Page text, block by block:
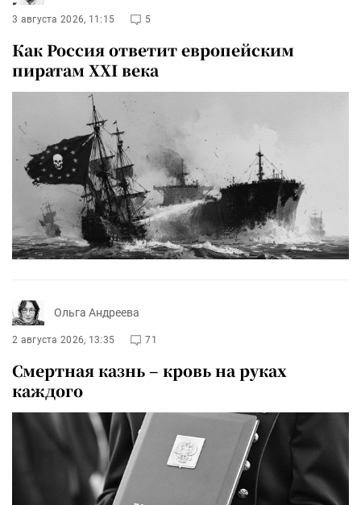
3 августа 2026, 11:15 5
Как Россия ответит европейским
пиратам XXI века
Ольга Андреева
2 августа 2026, 13:35 71
Смертная казнь – кровь на руках
каждого